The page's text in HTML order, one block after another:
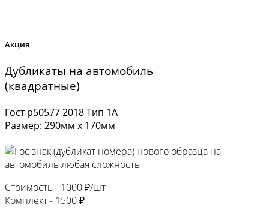
Акция
Дубликаты на автомобиль
(квадратные)
Гост р50577 2018 Тип 1А
Размер: 290мм х 170мм
Стоимость - 1000 ₽/шт
Комплект - 1500 ₽